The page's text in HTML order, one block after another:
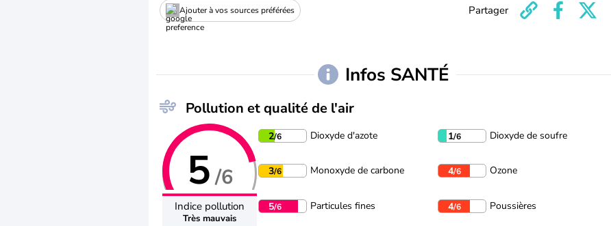
Ajouter à vos sources préférées Partager
Infos SANTÉ
Pollution et qualité de l'air
5/6
Indice pollution
Très mauvais
2/6 Dioxyde d'azote 1/6 Dioxyde de soufre
3/6 Monoxyde de carbone 4/6 Ozone
5/6 Particules fines 4/6 Poussières